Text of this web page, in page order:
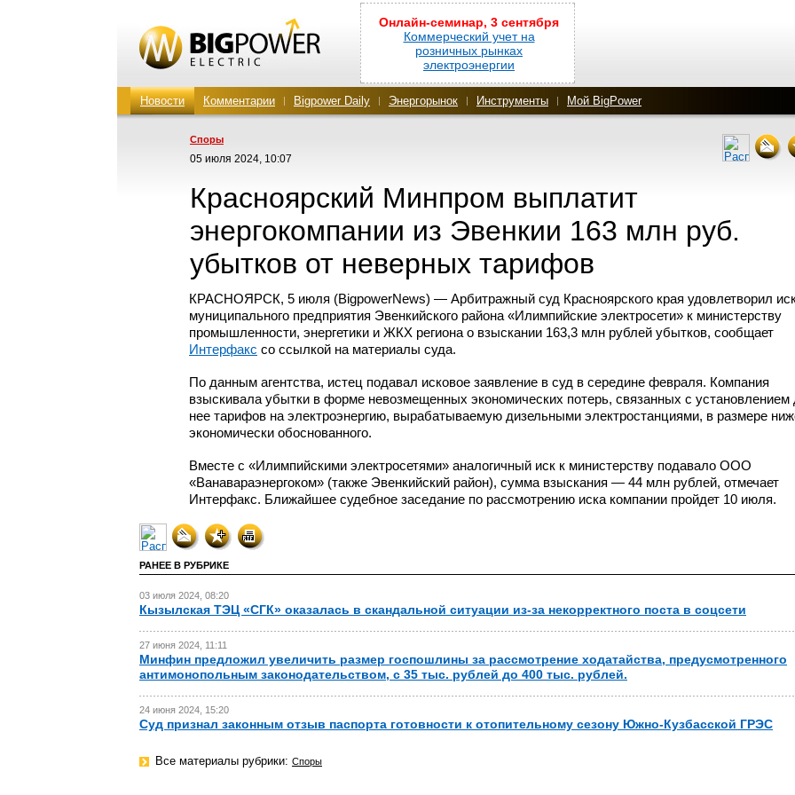
Онлайн-семинар, 3 сентября
Коммерческий учет на
розничных рынках
электроэнергии
Новости Комментарии Bigpower Daily Энергорынок Инструменты Мой BigPower
Споры
05 июля 2024, 10:07
Красноярский Минпром выплатит
энергокомпании из Эвенкии 163 млн руб.
убытков от неверных тарифов
КРАСНОЯРСК, 5 июля (BigpowerNews) — Арбитражный суд Красноярского края удовлетворил
муниципального предприятия Эвенкийского района «Илимпийские электросети» к министерству
промышленности, энергетики и ЖКХ региона о взыскании 163,3 млн рублей убытков, сообщает
Интерфакс со ссылкой на материалы суда.
По данным агентства, истец подавал исковое заявление в суд в середине февраля. Компания
взыскивала убытки в форме невозмещенных экономических потерь, связанных с установлением
нее тарифов на электроэнергию, вырабатываемую дизельными электростанциями, в размере
экономически обоснованного.
Вместе с «Илимпийскими электросетями» аналогичный иск к министерству подавало ООО
«Ванавараэнергоком» (также Эвенкийский район), сумма взыскания — 44 млн рублей, отмечает
Интерфакс. Ближайшее судебное заседание по рассмотрению иска компании пройдет 10 июля.
РАНЕЕ В РУБРИКЕ
03 июля 2024, 08:20
Кызылская ТЭЦ «СГК» оказалась в скандальной ситуации из-за некорректного поста в соцсети
27 июня 2024, 11:11
Минфин предложил увеличить размер госпошлины за рассмотрение ходатайства, предусмотренного
антимонопольным законодательством, с 35 тыс. рублей до 400 тыс. рублей.
24 июня 2024, 15:20
Суд признал законным отзыв паспорта готовности к отопительному сезону Южно-Кузбасской ГРЭС
Все материалы рубрики: Споры